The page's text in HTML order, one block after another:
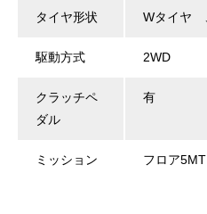
タイヤ形状 Wタイヤ
駆動方式 2WD
クラッチペ
ダル
有
ミッション フロア5MT